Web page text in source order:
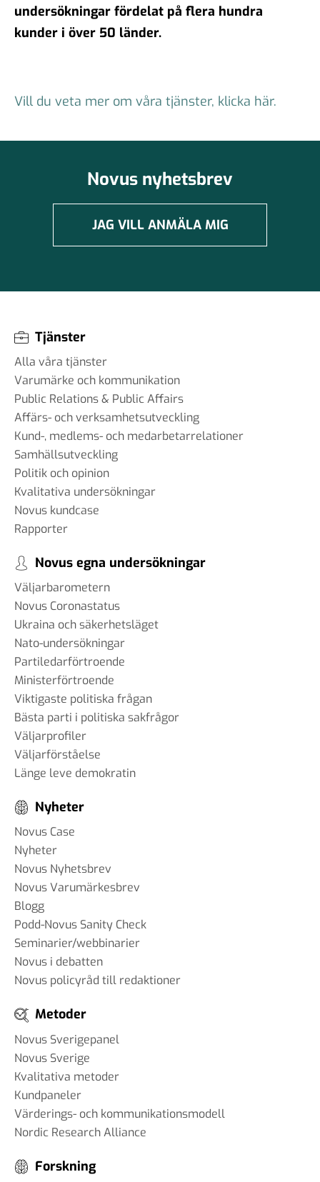
undersökningar fördelat på flera hundra
kunder i över 50 länder.
Vill du veta mer om våra tjänster, klicka här.
Novus nyhetsbrev
JAG VILL ANMÄLA MIG
Tjänster
Alla våra tjänster
Varumärke och kommunikation
Public Relations & Public Affairs
Affärs- och verksamhetsutveckling
Kund-, medlems- och medarbetarrelationer
Samhällsutveckling
Politik och opinion
Kvalitativa undersökningar
Novus kundcase
Rapporter
Novus egna undersökningar
Väljarbarometern
Novus Coronastatus
Ukraina och säkerhetsläget
Nato-undersökningar
Partiledarförtroende
Ministerförtroende
Viktigaste politiska frågan
Bästa parti i politiska sakfrågor
Väljarprofiler
Väljarförståelse
Länge leve demokratin
Nyheter
Novus Case
Nyheter
Novus Nyhetsbrev
Novus Varumärkesbrev
Blogg
Podd-Novus Sanity Check
Seminarier/webbinarier
Novus i debatten
Novus policyråd till redaktioner
Metoder
Novus Sverigepanel
Novus Sverige
Kvalitativa metoder
Kundpaneler
Värderings- och kommunikationsmodell
Nordic Research Alliance
Forskning